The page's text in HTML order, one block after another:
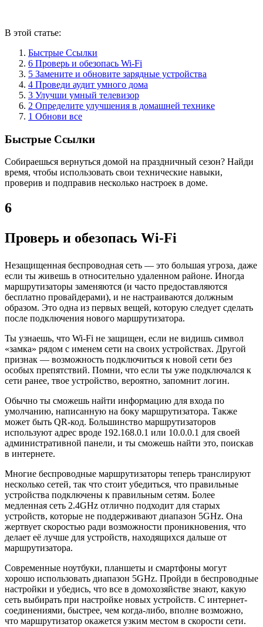
В этой статье:
Быстрые Ссылки
6 Проверь и обезопась Wi-Fi
5 Замените и обновите зарядные устройства
4 Проведи аудит умного дома
3 Улучши умный телевизор
2 Определите улучшения в домашней технике
1 Обнови все
Быстрые Ссылки
Собираешься вернуться домой на праздничный сезон? Найди
время, чтобы использовать свои технические навыки,
проверив и подправив несколько настроек в доме.
6
Проверь и обезопась Wi-Fi
Незащищенная беспроводная сеть — это большая угроза, даже
если ты живешь в относительно удаленном районе. Иногда
маршрутизаторы заменяются (и часто предоставляются
бесплатно провайдерами), и не настраиваются должным
образом. Это одна из первых вещей, которую следует сделать
после подключения нового маршрутизатора.
Ты узнаешь, что Wi-Fi не защищен, если не видишь символ
«замка» рядом с именем сети на своих устройствах. Другой
признак — возможность подключиться к новой сети без
особых препятствий. Помни, что если ты уже подключался к
сети ранее, твое устройство, вероятно, запомнит логин.
Обычно ты сможешь найти информацию для входа по
умолчанию, написанную на боку маршрутизатора. Также
может быть QR-код. Большинство маршрутизаторов
используют адрес вроде 192.168.0.1 или 10.0.0.1 для своей
административной панели, и ты сможешь найти это, поискав
в интернете.
Многие беспроводные маршрутизаторы теперь транслируют
несколько сетей, так что стоит убедиться, что правильные
устройства подключены к правильным сетям. Более
медленная сеть 2.4GHz отлично подходит для старых
устройств, которые не поддерживают диапазон 5GHz. Она
жертвует скоростью ради возможности проникновения, что
делает её лучше для устройств, находящихся дальше от
маршрутизатора.
Современные ноутбуки, планшеты и смартфоны могут
хорошо использовать диапазон 5GHz. Пройди в беспроводные
настройки и убедись, что все в домохозяйстве знают, какую
сеть выбирать при настройке новых устройств. С интернет-
соединениями, быстрее, чем когда-либо, вполне возможно,
что маршрутизатор окажется узким местом в скорости сети.